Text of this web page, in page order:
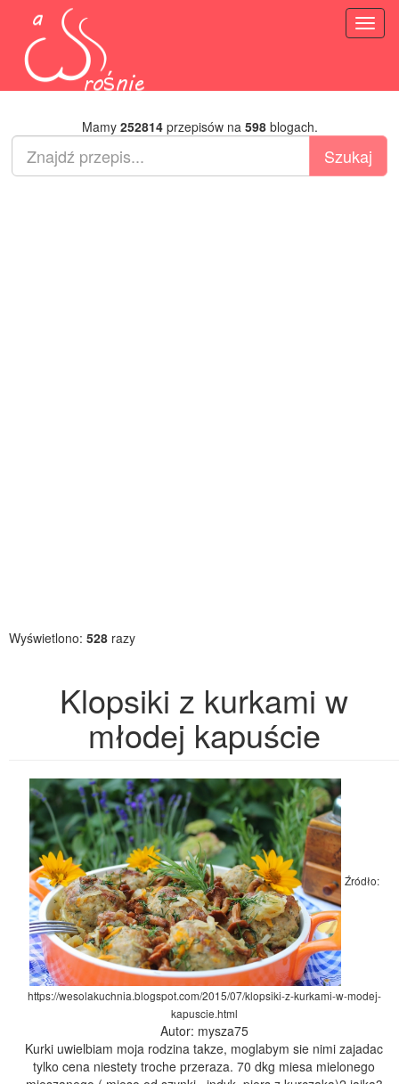
Mamy 252814przepisów na 598blogach.
Wyświetlono: 528 razy
Klopsiki z kurkami w
młodej kapuście
Źródło:
https://wesolakuchnia.blogspot.com/2015/07/klopsiki-z-kurkami-w-modej-
kapuscie.html
Autor: mysza75
Kurki uwielbiam moja rodzina takze, moglabym sie nimi zajadac
tylko cena niestety troche przeraza. 70 dkg miesa mielonego